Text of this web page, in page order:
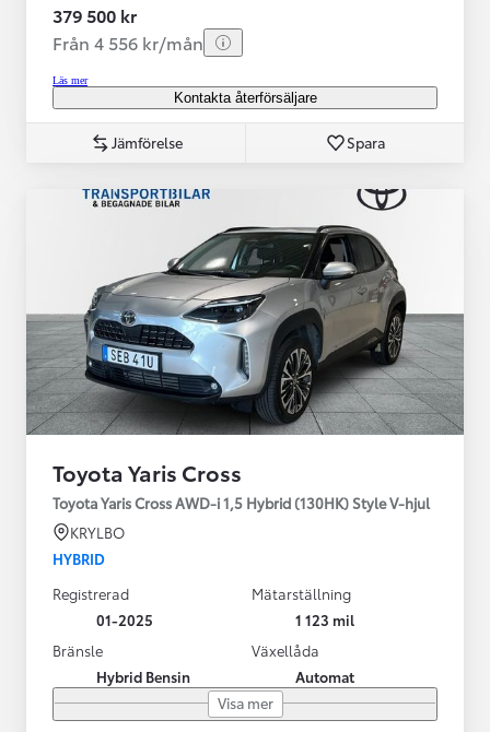
379 500 kr
Från 4 556 kr/mån
Läs mer
Kontakta återförsäljare
Jämförelse Spara
Toyota Yaris Cross
Toyota Yaris Cross AWD-i 1,5 Hybrid (130HK) Style V-hjul
KRYLBO
HYBRID
Registrerad
01-2025
Mätarställning
1 123 mil
Bränsle
Hybrid Bensin
Växellåda
Automat
Visa mer